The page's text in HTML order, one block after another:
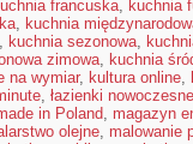
francuska, kuchnia
, kuchnia
, kuchnia sezonowa,
zimowa, kuchnia
na wymiar, kultura online,
, łazienki nowoczesne
in Poland, magazyn
olejne, malowanie